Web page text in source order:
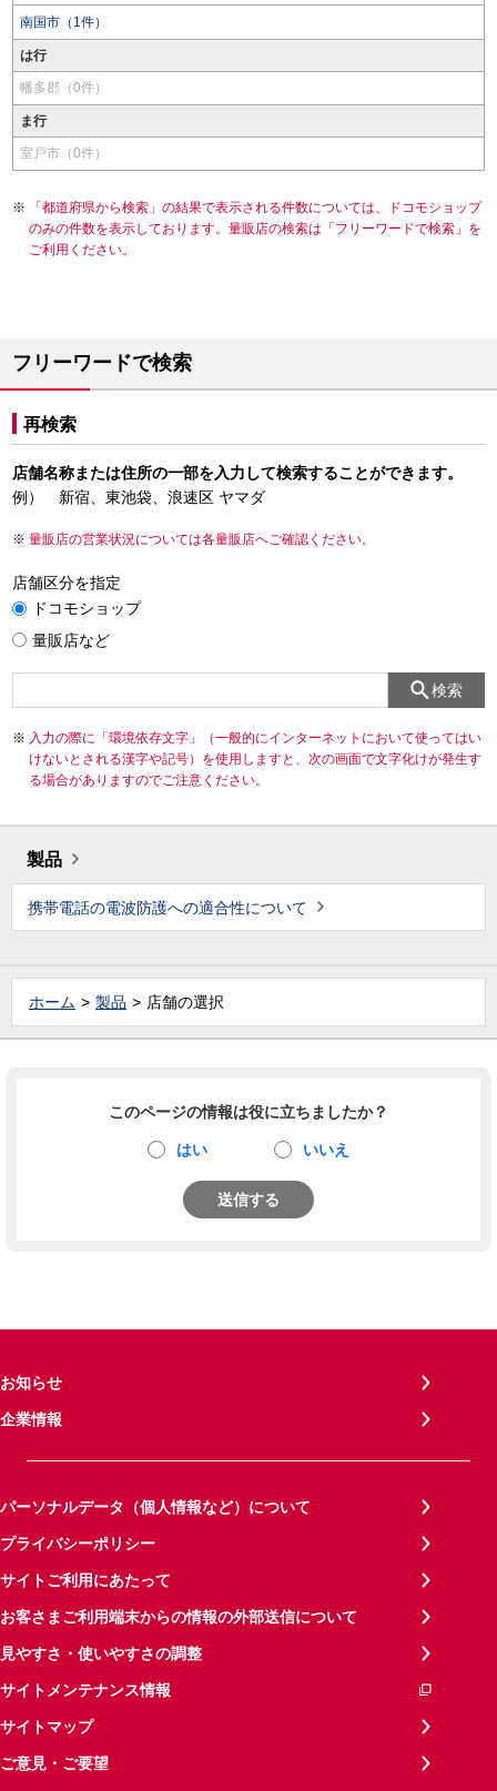
南国市（1件）
は行
幡多郡（0件）
ま行
室戸市（0件）
「都道府県から検索」の結果で表示される件数については、ドコモショップ
のみの件数を表示しております。量販店の検索は「フリーワードで検索」を
ご利用ください。
フリーワードで検索
再検索
店舗名称または住所の一部を入力して検索することができます。
例） 新宿、東池袋、浪速区 ヤマダ
量販店の営業状況については各量販店へご確認ください。
店舗区分を指定
ドコモショップ
量販店など
検索
入力の際に「環境依存文字」（一般的にインターネットにおいて使ってはい
けないとされる漢字や記号）を使用しますと、次の画面で文字化けが発生す
る場合がありますのでご注意ください。
製品
携帯電話の電波防護への適合性について
ホーム 製品 店舗の選択
このページの情報は役に立ちましたか？
はい いいえ
送信する
お知らせ
企業情報
パーソナルデータ（個人情報など）について
プライバシーポリシー
サイトご利用にあたって
お客さまご利用端末からの情報の外部送信について
見やすさ・使いやすさの調整
サイトメンテナンス情報
サイトマップ
ご意見・ご要望